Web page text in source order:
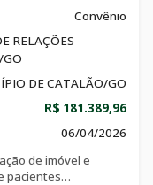
Convênio
RELAÇÕES
GO
DE CATALÃO/GO
R$ 181.389,96
06/04/2026
de imóvel e
pacientes